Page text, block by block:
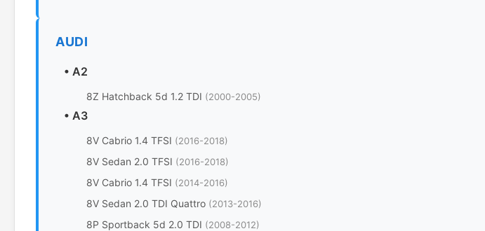
AUDI
• A2
8Z Hatchback 5d 1.2 TDI (2000-2005)
• A3
8V Cabrio 1.4 TFSI (2016-2018)
8V Sedan 2.0 TFSI (2016-2018)
8V Cabrio 1.4 TFSI (2014-2016)
8V Sedan 2.0 TDI Quattro (2013-2016)
8P Sportback 5d 2.0 TDI (2008-2012)